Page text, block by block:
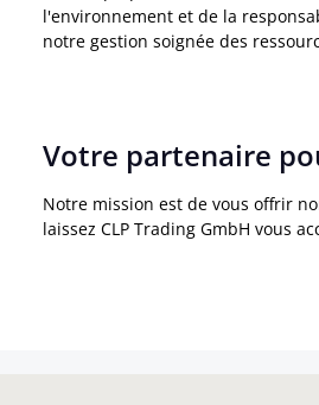
l'environnement et de la
notre gestion soignée des
Votre partenaire
Notre mission est de vous offrir
laissez CLP Trading GmbH vous